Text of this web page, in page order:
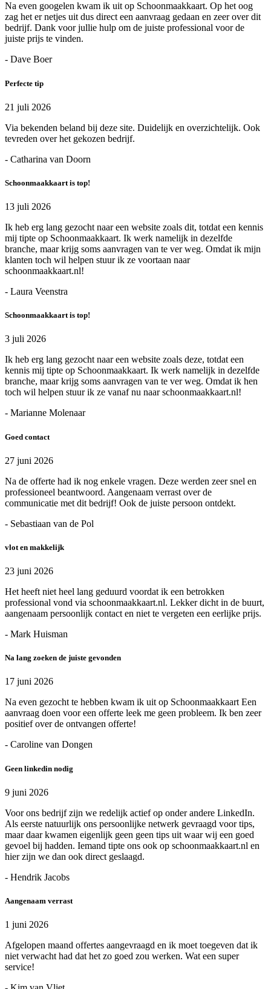
Na even googelen kwam ik uit op Schoonmaakkaart. Op het oog
zag het er netjes uit dus direct een aanvraag gedaan en zeer over dit
bedrijf. Dank voor jullie hulp om de juiste professional voor de
juiste prijs te vinden.
- Dave Boer
Perfecte tip
21 juli 2026
Via bekenden beland bij deze site. Duidelijk en overzichtelijk. Ook
tevreden over het gekozen bedrijf.
- Catharina van Doorn
Schoonmaakkaart is top!
13 juli 2026
Ik heb erg lang gezocht naar een website zoals dit, totdat een kennis
mij tipte op Schoonmaakkaart. Ik werk namelijk in dezelfde
branche, maar krijg soms aanvragen van te ver weg. Omdat ik mijn
klanten toch wil helpen stuur ik ze voortaan naar
schoonmaakkaart.nl!
- Laura Veenstra
Schoonmaakkaart is top!
3 juli 2026
Ik heb erg lang gezocht naar een website zoals deze, totdat een
kennis mij tipte op Schoonmaakkaart. Ik werk namelijk in dezelfde
branche, maar krijg soms aanvragen van te ver weg. Omdat ik hen
toch wil helpen stuur ik ze vanaf nu naar schoonmaakkaart.nl!
- Marianne Molenaar
Goed contact
27 juni 2026
Na de offerte had ik nog enkele vragen. Deze werden zeer snel en
professioneel beantwoord. Aangenaam verrast over de
communicatie met dit bedrijf! Ook de juiste persoon ontdekt.
- Sebastiaan van de Pol
vlot en makkelijk
23 juni 2026
Het heeft niet heel lang geduurd voordat ik een betrokken
professional vond via schoonmaakkaart.nl. Lekker dicht in de buurt,
aangenaam persoonlijk contact en niet te vergeten een eerlijke prijs.
- Mark Huisman
Na lang zoeken de juiste gevonden
17 juni 2026
Na even gezocht te hebben kwam ik uit op Schoonmaakkaart Een
aanvraag doen voor een offerte leek me geen probleem. Ik ben zeer
positief over de ontvangen offerte!
- Caroline van Dongen
Geen linkedin nodig
9 juni 2026
Voor ons bedrijf zijn we redelijk actief op onder andere LinkedIn.
Als eerste natuurlijk ons persoonlijke netwerk gevraagd voor tips,
maar daar kwamen eigenlijk geen geen tips uit waar wij een goed
gevoel bij hadden. Iemand tipte ons ook op schoonmaakkaart.nl en
hier zijn we dan ook direct geslaagd.
- Hendrik Jacobs
Aangenaam verrast
1 juni 2026
Afgelopen maand offertes aangevraagd en ik moet toegeven dat ik
niet verwacht had dat het zo goed zou werken. Wat een super
service!